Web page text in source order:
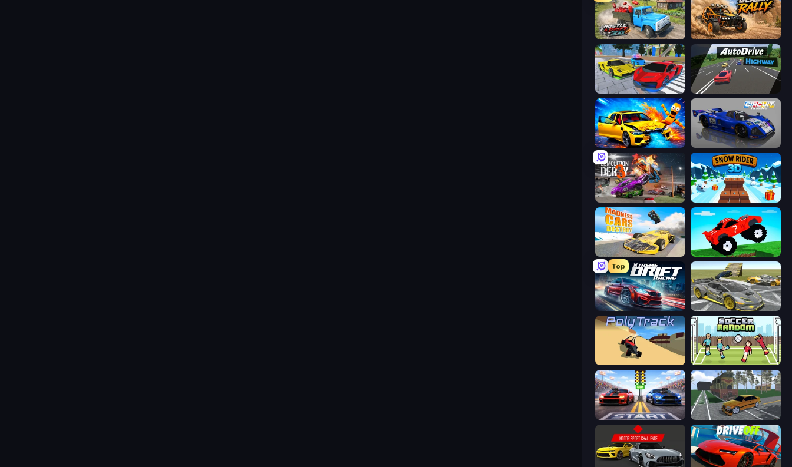
Hustle & Drift in ZIL Deadly Rally
Real Cars Extreme Racing Auto Drive: Highway
BMG: Ragdoll Playground Circuit Racing
Demolition Derby 3 Snow Rider 3D
Madness Cars Destroy Funny Mad Racing
Top
Xtreme DRIFT Racing Wrong Way
Soccer Random
Street Racer 2 Obby: Car Crash Sandbox